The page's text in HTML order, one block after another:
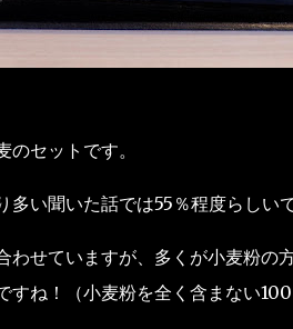
セットです。
い聞いた話では55％程度らしいで
わせていますが、多くが小麦粉の
すね！（小麦粉を全く含まない